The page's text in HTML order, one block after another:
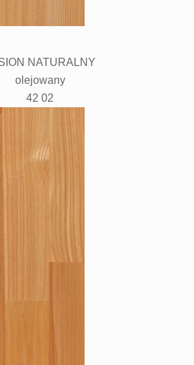
NATURALNY
olejowany
42 02